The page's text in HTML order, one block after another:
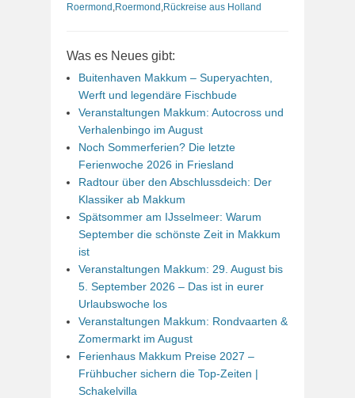
Roermond Roermond Rückreise aus Holland
Was es Neues gibt:
Buitenhaven Makkum – Superyachten,
Werft und legendäre Fischbude
Veranstaltungen Makkum: Autocross und
Verhalenbingo im August
Noch Sommerferien? Die letzte
Ferienwoche 2026 in Friesland
Radtour über den Abschlussdeich: Der
Klassiker ab Makkum
Spätsommer am IJsselmeer: Warum
September die schönste Zeit in Makkum
ist
Veranstaltungen Makkum: 29. August bis
5. September 2026 – Das ist in eurer
Urlaubswoche los
Veranstaltungen Makkum: Rondvaarten &
Zomermarkt im August
Ferienhaus Makkum Preise 2027 –
Frühbucher sichern die Top-Zeiten |
Schakelvilla